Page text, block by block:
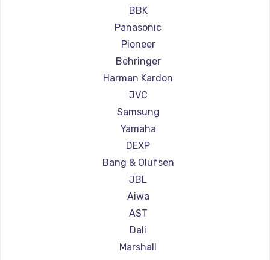
1100 руб.
Заказать
Замена шим-контроллера
3900 руб.
Заказать
Настройка Wi-Fi
1030 руб.
Заказать
Замена вебкамеры
Заказать
BBK
Panasonic
Pioneer
Behringer
Harman Kardon
JVC
Samsung
Yamaha
DEXP
Bang & Olufsen
JBL
Aiwa
AST
Dali
Marshall